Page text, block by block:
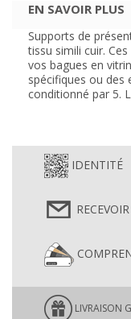
EN SAVOIR PLUS
Supports de
tissu simili cuir.
vos bagues en
spécifiques ou des
conditionné par 5.
IDENTITÉ
LIVRAISON